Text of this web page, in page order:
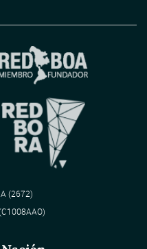
(2672)